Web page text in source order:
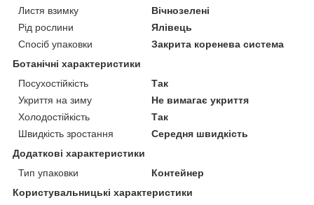
Листя взимку
Вічнозелені
Рід рослини
Ялівець
Спосіб упаковки
Закрита коренева система
Ботанічні характеристики
Посухостійкість
Так
Укриття на зиму
Не вимагає укриття
Холодостійкість
Так
Швидкість зростання
Середня швидкість
Додаткові характеристики
Тип упаковки
Контейнер
Користувальницькі характеристики